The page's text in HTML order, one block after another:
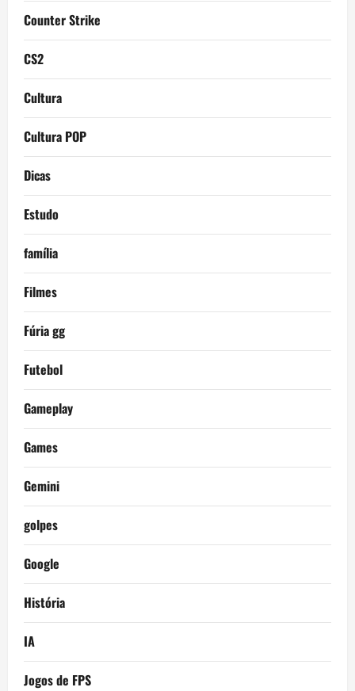
Counter Strike
CS2
Cultura
Cultura POP
Dicas
Estudo
família
Filmes
Fúria gg
Futebol
Gameplay
Games
Gemini
golpes
Google
História
IA
Jogos de FPS